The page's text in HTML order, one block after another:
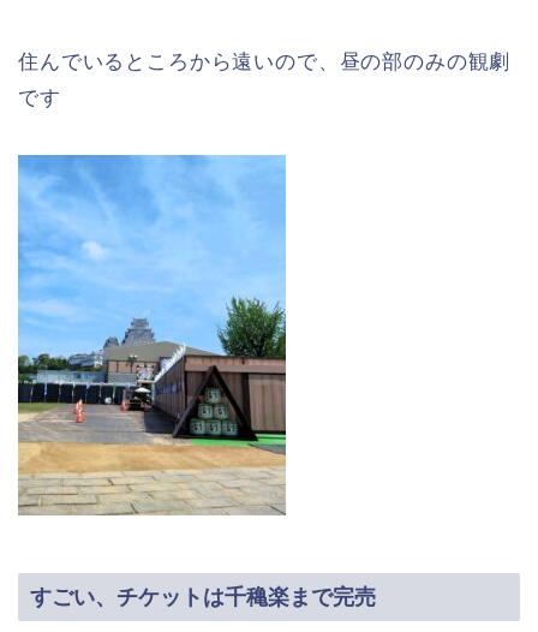
住んでいるところから遠いので、昼の部のみの観劇
です
すごい、チケットは千穐楽まで完売